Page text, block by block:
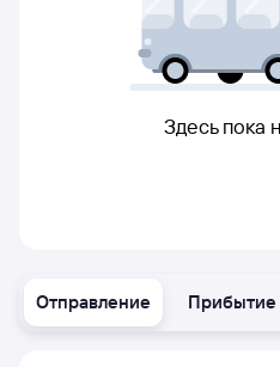
Отправление Прибытие
Здесь пока